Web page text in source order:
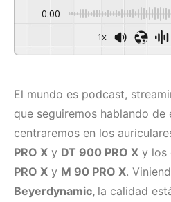
0:00
1x
El mundo es podcast,
que seguiremos hablando de
centraremos en los
PRO X y DT 900 PRO X y los
PRO X y M 90 PRO X.
Beyerdynamic, la calidad